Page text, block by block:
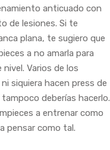
anticuado con
de lesiones. Si te
plana, te sugiero que
a no amarla para
nivel. Varios de los
siquiera hacen press de
deberías hacerlo.
a entrenar como
pensar como tal.